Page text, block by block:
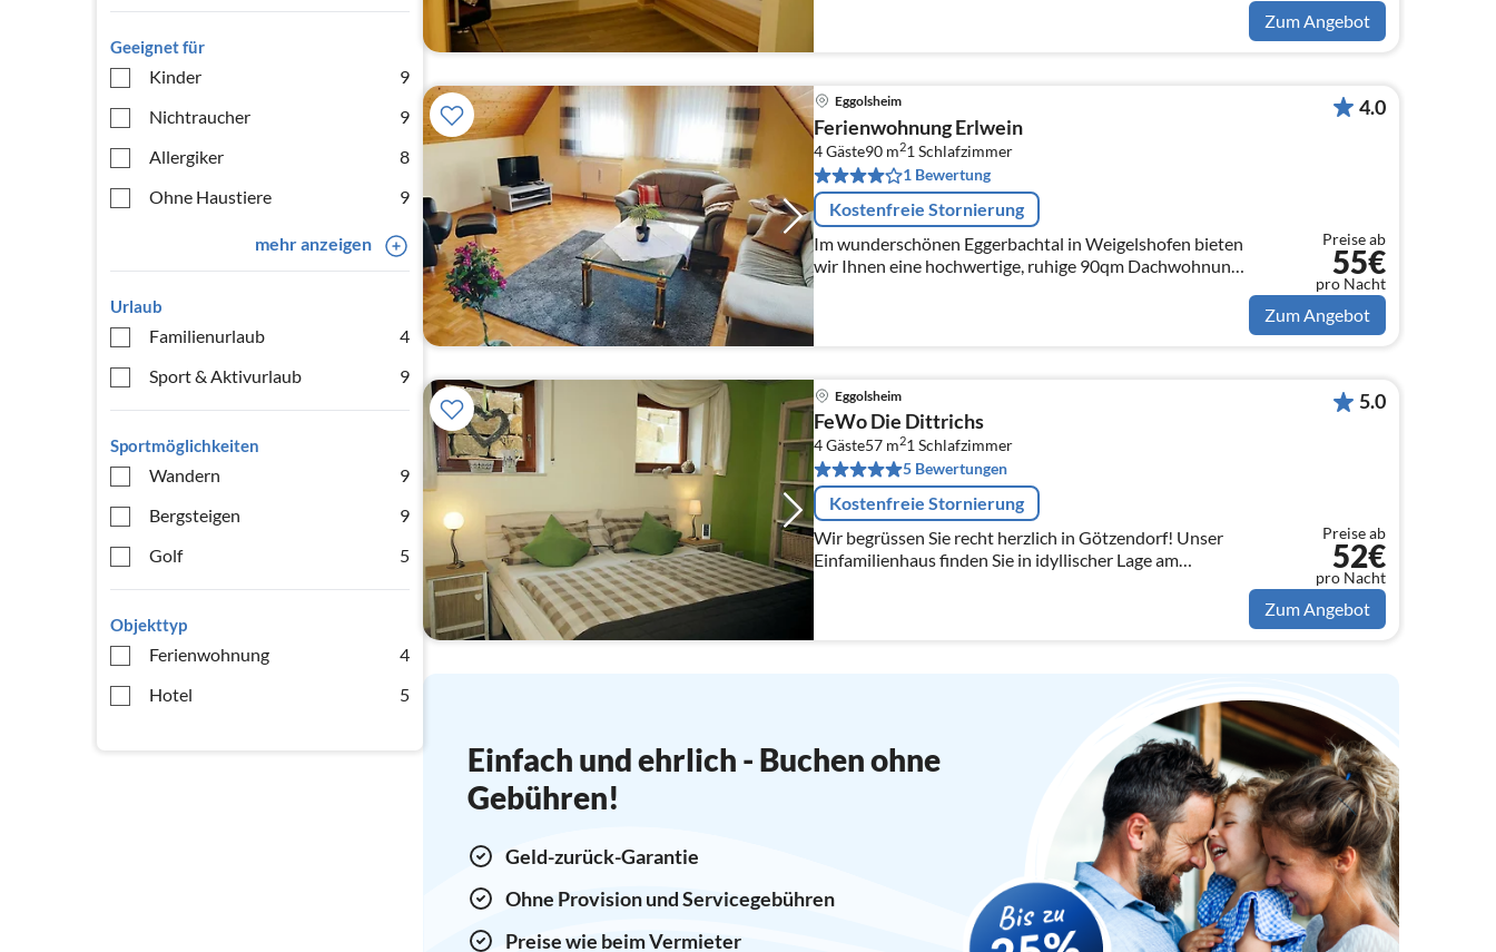
Geeignet für
Kinder
9
Nichtraucher
9
Allergiker
8
Ohne Haustiere
9
mehr anzeigen
Urlaub
Familienurlaub
4
Sport & Aktivurlaub
9
Sportmöglichkeiten
Wandern
9
Bergsteigen
9
Golf
5
Objekttyp
Ferienwohnung
4
Hotel
5
Zum Angebot
Eggolsheim
Ferienwohnung Erlwein
4 Gäste90 m21 Schlafzimmer
1 Bewertung
Kostenfreie Stornierung
Im wunderschönen Eggerbachtal in Weigelshofen bieten
wir Ihnen eine hochwertige, ruhige 90qm Dachwohnung
für 1-4 Personen an.
4.0
Preise ab
55€
pro Nacht
Zum Angebot
Eggolsheim
FeWo Die Dittrichs
4 Gäste57 m21 Schlafzimmer
5 Bewertungen
Kostenfreie Stornierung
Wir begrüssen Sie recht herzlich in Götzendorf! Unser
Einfamilienhaus finden Sie in idyllischer Lage am
5.0
Preise ab
52€
pro Nacht
Zum Angebot
Einfach und ehrlich - Buchen ohne
Gebühren!
Geld-zurück-Garantie
Ohne Provision und Servicegebühren
Preise wie beim Vermieter